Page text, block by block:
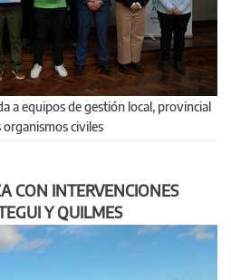
civiles
CON INTERVENCIONES
Y QUILMES